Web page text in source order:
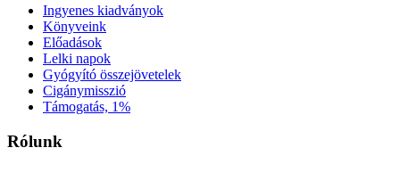
Ingyenes kiadványok
Könyveink
Előadások
Lelki napok
Gyógyító összejövetelek
Cigánymisszió
Támogatás, 1%
Rólunk